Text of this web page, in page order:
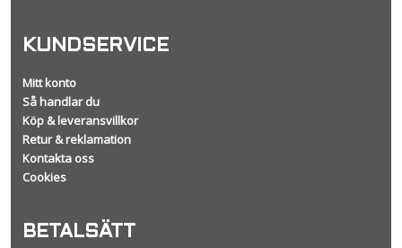
KUNDSERVICE
Mitt konto
Så handlar du
Köp & leveransvillkor
Retur & reklamation
Kontakta oss
Cookies
BETALSÄTT